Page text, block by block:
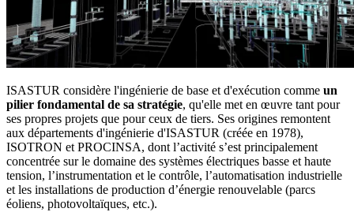
ISASTUR considère l'ingénierie de base et d'exécution comme un
pilier fondamental de sa stratégie, qu'elle met en œuvre tant pour
ses propres projets que pour ceux de tiers. Ses origines remontent
aux départements d'ingénierie d'ISASTUR (créée en 1978),
ISOTRON et PROCINSA, dont l’activité s’est principalement
concentrée sur le domaine des systèmes électriques basse et haute
tension, l’instrumentation et le contrôle, l’automatisation industrielle
et les installations de production d’énergie renouvelable (parcs
éoliens, photovoltaïques, etc.).